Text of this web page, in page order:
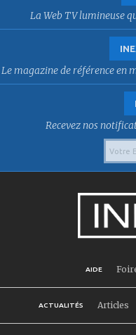
La Web TV lumineuse
Le magazine de référence en
Recevez nos
AIDE
ACTUALITÉS Articles